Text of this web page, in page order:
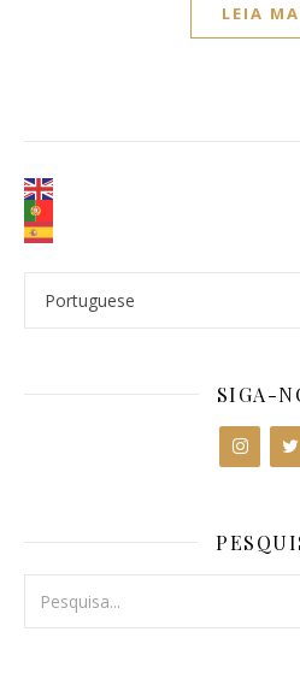
LEIA
SIGA-